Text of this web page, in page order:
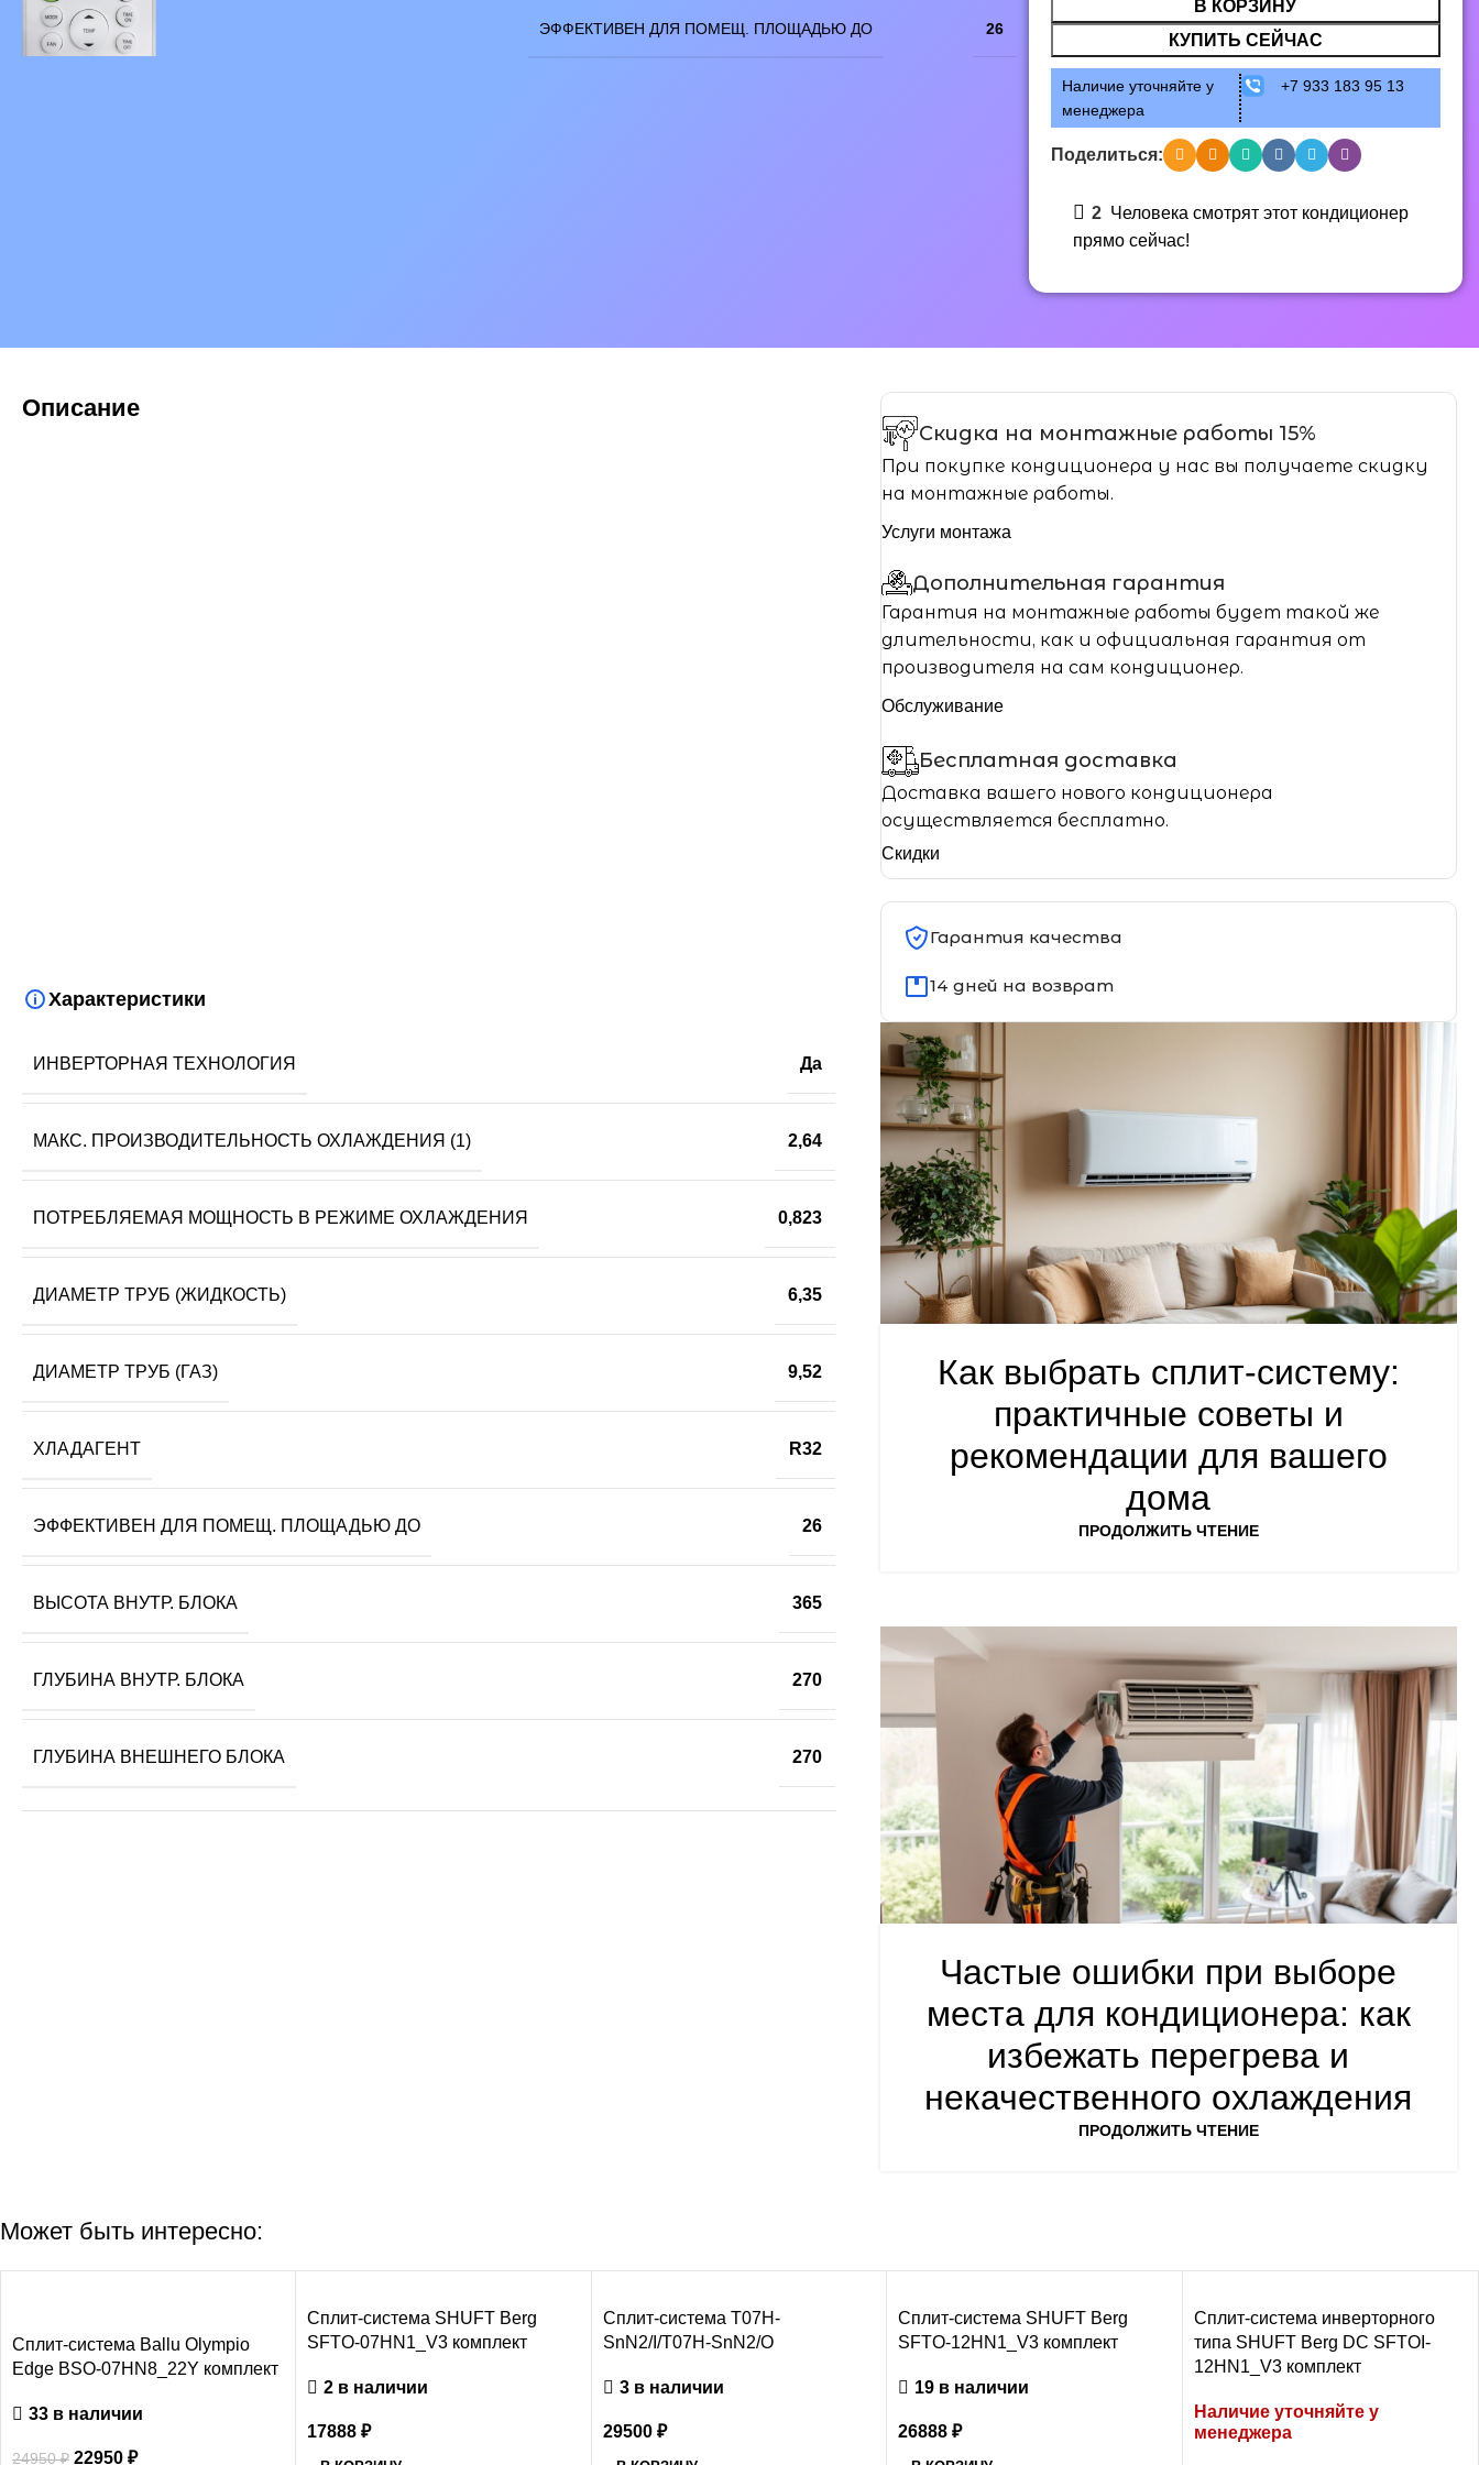
ЭФФЕКТИВЕН ДЛЯ ПОМЕЩ. ПЛОЩАДЬЮ ДО 26
В КОРЗИНУ
КУПИТЬ СЕЙЧАС
Наличие уточняйте у
менеджера
+7 933 183 95 13
Поделиться:
2 Человека смотрят этот кондиционер
прямо сейчас!
Описание
Характеристики
ИНВЕРТОРНАЯ ТЕХНОЛОГИЯ Да
МАКС. ПРОИЗВОДИТЕЛЬНОСТЬ ОХЛАЖДЕНИЯ (1) 2,64
ПОТРЕБЛЯЕМАЯ МОЩНОСТЬ В РЕЖИМЕ ОХЛАЖДЕНИЯ 0,823
ДИАМЕТР ТРУБ (ЖИДКОСТЬ) 6,35
ДИАМЕТР ТРУБ (ГАЗ) 9,52
ХЛАДАГЕНТ R32
ЭФФЕКТИВЕН ДЛЯ ПОМЕЩ. ПЛОЩАДЬЮ ДО 26
ВЫСОТА ВНУТР. БЛОКА 365
ГЛУБИНА ВНУТР. БЛОКА 270
ГЛУБИНА ВНЕШНЕГО БЛОКА 270
Скидка на монтажные работы 15%
При покупке кондиционера у нас вы получаете скидку
на монтажные работы.
Услуги монтажа
Дополнительная гарантия
Гарантия на монтажные работы будет такой же
длительности, как и официальная гарантия от
производителя на сам кондиционер.
Обслуживание
Бесплатная доставка
Доставка вашего нового кондиционера
осуществляется бесплатно.
Скидки
Гарантия качества
14 дней на возврат
Как выбрать сплит-систему:
практичные советы и
рекомендации для вашего
дома
ПРОДОЛЖИТЬ ЧТЕНИЕ
Частые ошибки при выборе
места для кондиционера: как
избежать перегрева и
некачественного охлаждения
ПРОДОЛЖИТЬ ЧТЕНИЕ
Может быть интересно:
Сплит-система Ballu Olympio
Edge BSO-07HN8_22Y комплект
33 в наличии
24950₽ 22950 ₽
Сплит-система SHUFT Berg
SFTO-07HN1_V3 комплект
2 в наличии
17888₽
Сплит-система T07H-
SnN2/I/T07H-SnN2/O
3 в наличии
29500 ₽
Сплит-система SHUFT Berg
SFTO-12HN1_V3 комплект
19 в наличии
26888₽
Сплит-система инверторного
типа SHUFT Berg DC SFTOI-
12HN1_V3 комплект
Наличие уточняйте у
менеджера